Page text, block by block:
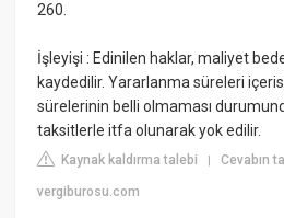
260.
İşleyişi : Edinilen haklar, maliyet
kaydedilir. Yararlanma süreleri
sürelerinin belli olmaması
taksitlerle itfa olunarak yok edilir.
Kaynak kaldırma talebi |Cevabın
vergiburosu.com